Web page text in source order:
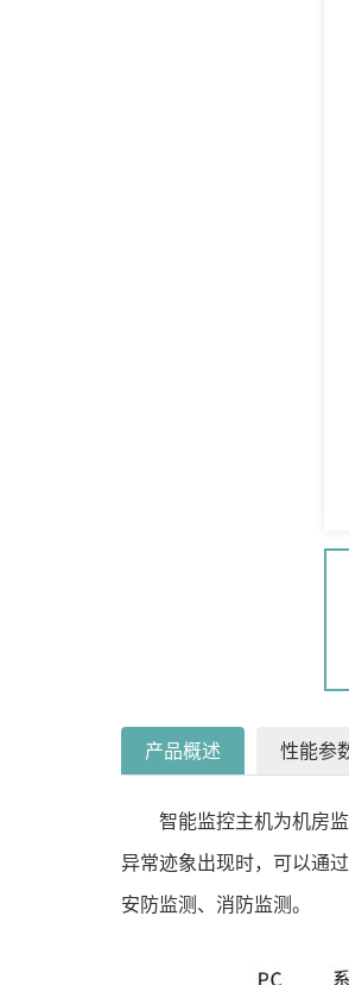
产品概述 性能参
智能监控主机为机房
异常迹象出现时，可以通
安防监测、消防监测。